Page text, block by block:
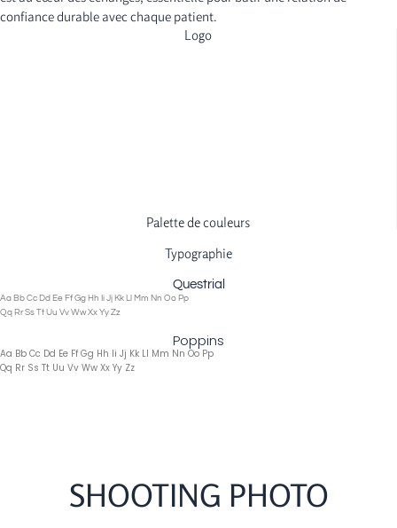
confiance durable avec chaque patient.
Logo
Palette de couleurs
Typographie
Questrial
Aa Bb Cc Dd Ee Ff Gg Hh Ii Jj Kk Ll Mm Nn Oo Pp
Qq Rr Ss Tt Uu Vv Ww Xx Yy Zz
Poppins
Aa Bb Cc Dd Ee Ff Gg Hh Ii Jj Kk Ll Mm Nn Oo Pp
Qq Rr Ss Tt Uu Vv Ww Xx Yy Zz
SHOOTING PHOTO